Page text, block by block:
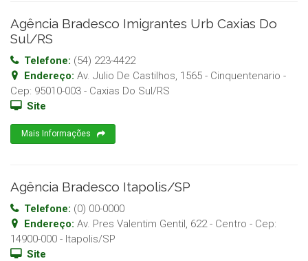
Agência Bradesco Imigrantes Urb Caxias Do
Sul/RS
Telefone: (54) 223-4422
Endereço: Av. Julio De Castilhos, 1565 - Cinquentenario -
Cep: 95010-003 - Caxias Do Sul/RS
Site
Mais Informações
Agência Bradesco Itapolis/SP
Telefone: (0) 00-0000
Endereço: Av. Pres Valentim Gentil, 622 - Centro - Cep:
14900-000 - Itapolis/SP
Site